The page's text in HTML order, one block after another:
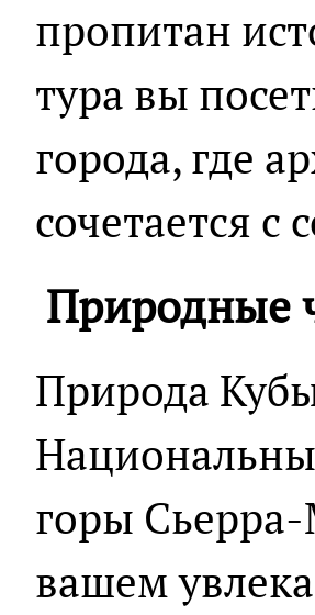
пропитан
тура вы
города, где
сочетается
Природные
Природа
горы Сьерра-
вашем